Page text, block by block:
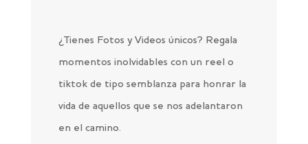
¿Tienes Fotos y Videos únicos? Regala
momentos inolvidables con un reel o
tiktok de tipo semblanza para honrar la
vida de aquellos que se nos adelantaron
en el camino.